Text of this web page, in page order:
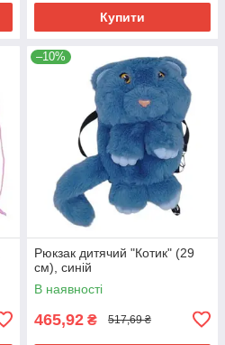
Купити
–10%
Рюкзак дитячий "Котик" (29
см), синій
В наявності
465,92 ₴ 517,69 ₴